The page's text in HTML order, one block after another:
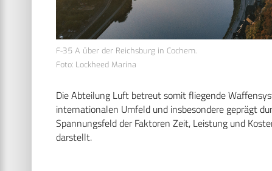
F-35 A über der Reichsburg in Cochem.
Foto: Lockheed Marina
Die Abteilung Luft betreut somit fliegende
internationalen Umfeld und insbesondere geprägt
Spannungsfeld der Faktoren Zeit, Leistung und
darstellt.